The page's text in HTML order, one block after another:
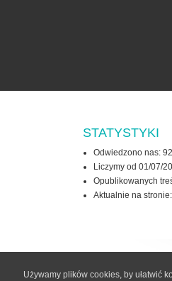
STATYSTYKI
Odwiedzono nas:
Liczymy od 01/07/
Opublikowanych
Aktualnie na stronie:
Używamy plików cookies, by ułatwić